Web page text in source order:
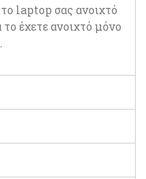
laptop σας ανοιχτό
έχετε ανοιχτό μόνο